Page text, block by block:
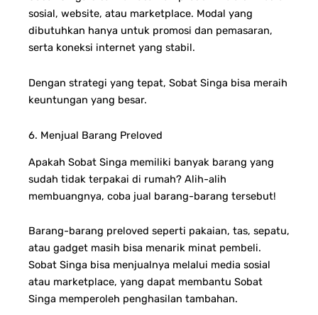
sosial, website, atau marketplace. Modal yang
dibutuhkan hanya untuk promosi dan pemasaran,
serta koneksi internet yang stabil.
Dengan strategi yang tepat, Sobat Singa bisa meraih
keuntungan yang besar.
6. Menjual Barang Preloved
Apakah Sobat Singa memiliki banyak barang yang
sudah tidak terpakai di rumah? Alih-alih
membuangnya, coba jual barang-barang tersebut!
Barang-barang preloved seperti pakaian, tas, sepatu,
atau gadget masih bisa menarik minat pembeli.
Sobat Singa bisa menjualnya melalui media sosial
atau marketplace, yang dapat membantu Sobat
Singa memperoleh penghasilan tambahan.